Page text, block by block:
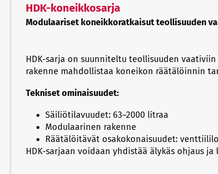
HDK-koneikkosarja
Modulaariset koneikkoratkaisut teollisuuden
HDK-sarja on suunniteltu teollisuuden
rakenne mahdollistaa koneikon räätälöinnin
Tekniset ominaisuudet:
Säiliötilavuudet: 63–2000 litraa
Modulaarinen rakenne
Räätälöitävät osakokonaisuudet:
HDK-sarjaan voidaan yhdistää älykäs ohjaus